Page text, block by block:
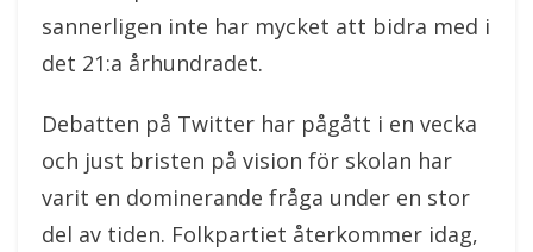
sannerligen inte har mycket att bidra med i
det 21:a århundradet.
Debatten på Twitter har pågått i en vecka
och just bristen på vision för skolan har
varit en dominerande fråga under en stor
del av tiden. Folkpartiet återkommer idag,